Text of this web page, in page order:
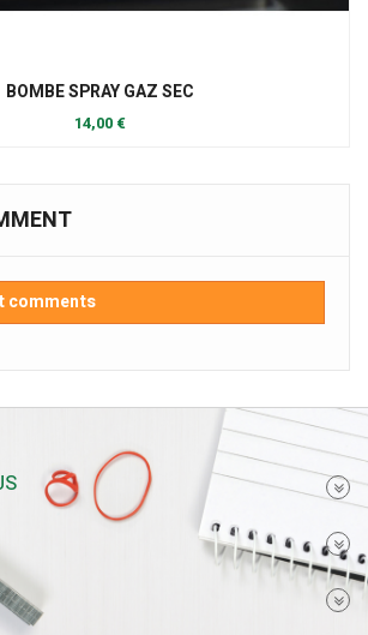
BOMBE SPRAY GAZ SEC
14,00 €
comments